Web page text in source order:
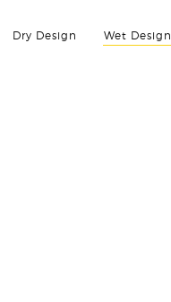
Dry Design Wet Design